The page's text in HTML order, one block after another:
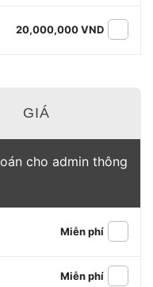
20,000,000 VND
GIÁ
cho admin thông
Miễn phí
Miễn phí